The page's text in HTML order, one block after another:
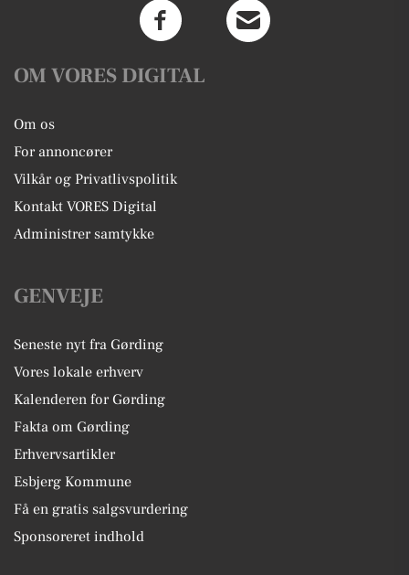
OM VORES DIGITAL
Om os
For annoncører
Vilkår og Privatlivspolitik
Kontakt VORES Digital
Administrer samtykke
GENVEJE
Seneste nyt fra Gørding
Vores lokale erhverv
Kalenderen for Gørding
Fakta om Gørding
Erhvervsartikler
Esbjerg Kommune
Få en gratis salgsvurdering
Sponsoreret indhold